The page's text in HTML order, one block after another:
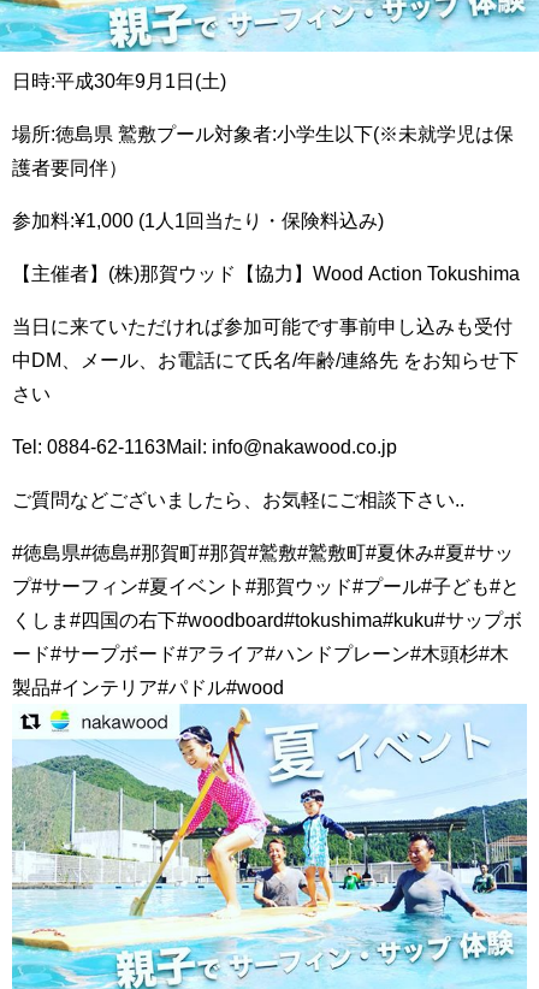
日時:平成30年9月1日(土)︎
場所:徳島県 鷲敷プール︎対象者:小学生以下(※未就学児は保
護者要同伴）
参加料:¥1,000 (1人1回当たり・保険料込み)
【主催者】(株)那賀ウッド【協力】Wood Action Tokushima
当日に来ていただければ参加可能です️事前申し込みも受付
中DM、メール、お電話にて氏名/年齢/連絡先 をお知らせ下
さい
Tel: 0884-62-1163Mail: info@nakawood.co.jp
ご質問などございましたら、お気軽にご相談下さい..
#徳島県#徳島#那賀町#那賀#鷲敷#鷲敷町#夏休み#夏#サッ
プ#サーフィン#夏イベント#那賀ウッド#プール#子ども#と
くしま#四国の右下#woodboard#tokushima#kuku#サップボ
ード#サープボード#アライア#ハンドプレーン#木頭杉#木
製品#インテリア#パドル#wood